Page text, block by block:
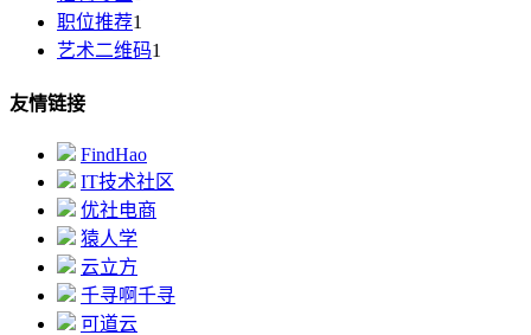
职位推荐1
艺术二维码1
友情链接
FindHao
IT技术社区
优社电商
猿人学
云立方
千寻啊千寻
可道云